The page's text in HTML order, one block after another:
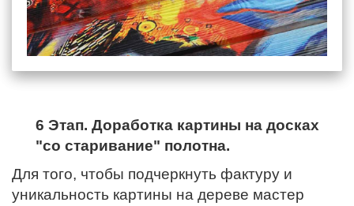
6 Этап. Доработка картины на досках
"со старивание" полотна.
Для того, чтобы подчеркнуть фактуру и
уникальность картины на дереве мастер